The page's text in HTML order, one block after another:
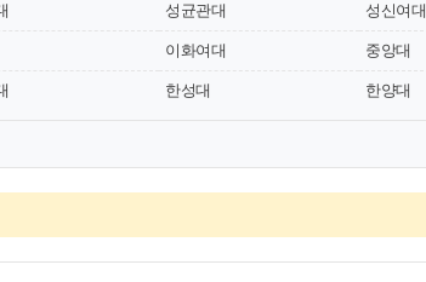
성균관대 성신여대
이화여대 중앙대
한성대 한양대
’ 책자 및 배치표 발간, 2027학년도 최신 모집안 적용
」 서비스 재개 안내 (7/27 오픈)